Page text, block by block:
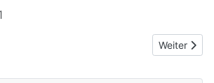
Viererpokal 2024/25 Nächster
Weiter